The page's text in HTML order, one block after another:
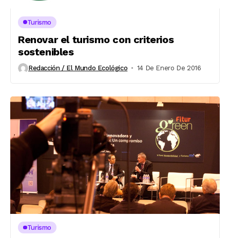
Turismo
Renovar el turismo con criterios
sostenibles
Redacción / El Mundo Ecológico 14 De Enero De 2016
Turismo